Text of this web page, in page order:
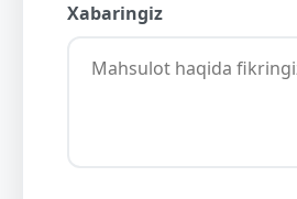
Xabaringiz